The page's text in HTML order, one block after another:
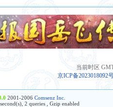
当前时区
京ICP备2023018092
2001-2006 Comsenz Inc.
2 queries , Gzip enabled